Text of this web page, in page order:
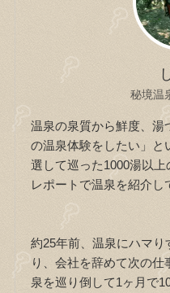
秘境
温泉の泉質から鮮度、湯
の温泉体験をしたい」と
選して巡った1000湯以上
レポートで温泉を紹介し
約25年前、温泉にハマ
り、会社を辞めて次の
泉を巡り倒して1ヶ月で